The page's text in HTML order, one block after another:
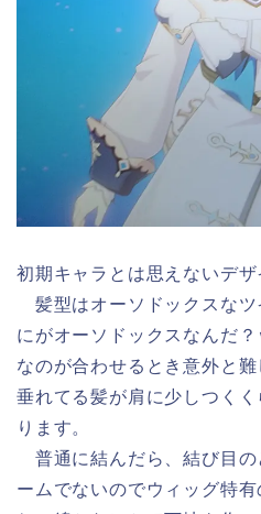
初期キャラとは思えないデザ
髪型はオーソドックスなツ
にがオーソドックスなんだ
なのが合わせるとき意外と難
垂れてる髪が肩に少しつく
ります。
普通に結んだら、結び目の
ームでないのでウィッグ特